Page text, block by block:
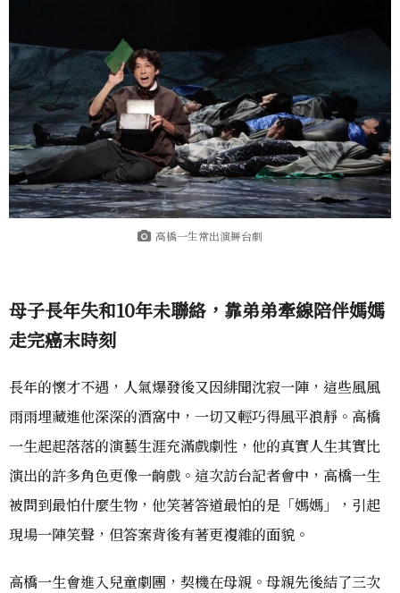
高橋一生常出演舞台劇
母子長年失和10年未聯絡，靠弟弟牽線陪伴媽媽
走完癌末時刻
長年的懷才不遇，人氣爆發後又因緋聞沈寂一陣，這些風風
雨雨埋藏進他深深的酒窩中，一切又輕巧得風平浪靜。高橋
一生起起落落的演藝生涯充滿戲劇性，他的真實人生其實比
演出的許多角色更像一齣戲。這次訪台記者會中，高橋一生
被問到最怕什麼生物，他笑著答道最怕的是「媽媽」，引起
現場一陣笑聲，但答案背後有著更複雜的面貌。
高橋一生會進入兒童劇團，契機在母親。母親先後結了三次